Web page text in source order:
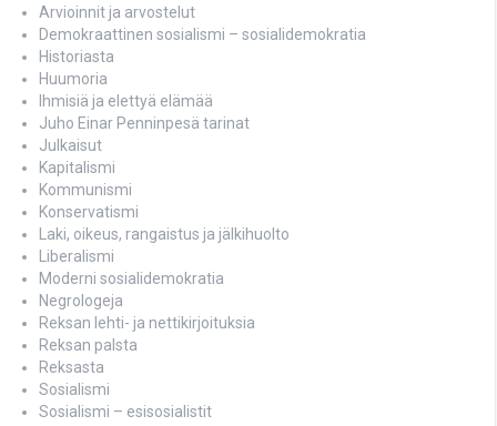
Arvioinnit ja arvostelut
Demokraattinen sosialismi – sosialidemokratia
Historiasta
Huumoria
Ihmisiä ja elettyä elämää
Juho Einar Penninpesä tarinat
Julkaisut
Kapitalismi
Kommunismi
Konservatismi
Laki, oikeus, rangaistus ja jälkihuolto
Liberalismi
Moderni sosialidemokratia
Negrologeja
Reksan lehti- ja nettikirjoituksia
Reksan palsta
Reksasta
Sosialismi
Sosialismi – esisosialistit